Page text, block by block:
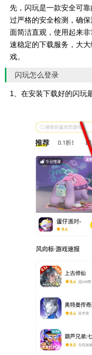
先，闪玩是一款安全可
过严格的安全检测，确
面简洁直观，使用起来
速稳定的下载服务，大
戏。
闪玩怎么登录
1、在安装下载好的闪玩